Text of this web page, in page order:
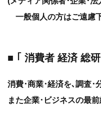
一般個人の方はご遠慮
■ ｢ 消費者 経済 総
消費･商業･経済を､調査･
また企業･ビジネスの最